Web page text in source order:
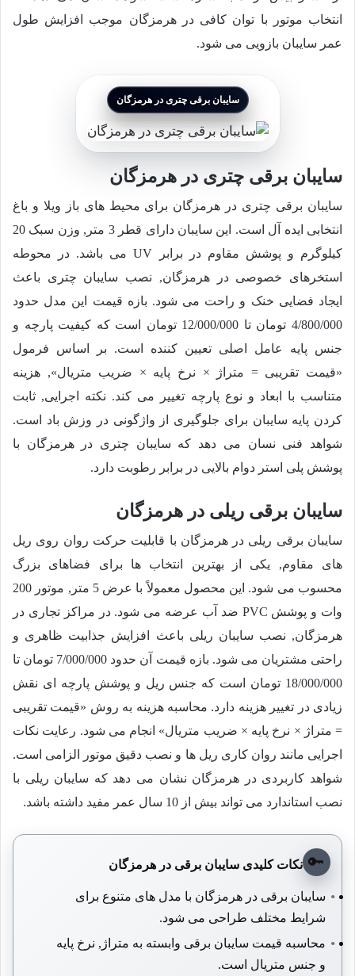
انتخاب موتور با توان کافی در هرمزگان موجب افزایش طول
عمر سایبان بازویی می شود.
سایبان برقی چتری در هرمزگان
سایبان برقی چتری در هرمزگان
سایبان برقی چتری در هرمزگان برای محیط های باز ویلا و باغ
انتخابی ایده آل است. این سایبان دارای قطر 3 متر, وزن سبک 20
کیلوگرم و پوشش مقاوم در برابر UV می باشد. در محوطه
استخرهای خصوصی در هرمزگان, نصب سایبان چتری باعث
ایجاد فضایی خنک و راحت می شود. بازه قیمت این مدل حدود
4/800/000تومان تا 12/000/000 تومان است که کیفیت پارچه و
جنس پایه عامل اصلی تعیین کننده است. بر اساس فرمول
«قیمت تقریبی = متراژ × نرخ پایه × ضریب متریال», هزینه
متناسب با ابعاد و نوع پارچه تغییر می کند. نکته اجرایی, ثابت
کردن پایه سایبان برای جلوگیری از واژگونی در وزش باد است.
شواهد فنی نسان می دهد که سایبان چتری در هرمزگان با
پوشش پلی استر دوام بالایی در برابر رطوبت دارد.
سایبان برقی ریلی در هرمزگان
سایبان برقی ریلی در هرمزگان با قابلیت حرکت روان روی ریل
های مقاوم, یکی از بهترین انتخاب ها برای فضاهای بزرگ
محسوب می شود. این محصول معمولاً با عرض 5 متر, موتور 200
وات و پوشش PVC ضد آب عرضه می شود. در مراکز تجاری در
هرمزگان, نصب سایبان ریلی باعث افزایش جذابیت ظاهری و
راحتی مشتریان می شود. بازه قیمت آن حدود 7/000/000 تومان تا
18/000/000 تومان است که جنس ریل و پوشش پارچه ای نقش
زیادی در تغییر هزینه دارد. محاسبه هزینه به روش «قیمت تقریبی
= متراژ × نرخ پایه × ضریب متریال» انجام می شود. رعایت نکات
اجرایی مانند روان کاری ریل ها و نصب دقیق موتور الزامی است.
شواهد کاربردی در هرمزگان نشان می دهد که سایبان ریلی با
نصب استاندارد می تواند بیش از 10 سال عمر مفید داشته باشد.
🔑 نکات کلیدی سایبان برقی در هرمزگان
سایبان برقی در هرمزگان با مدل های متنوع برای
شرایط مختلف طراحی می شود.
محاسبه قیمت سایبان برقی وابسته به متراژ, نرخ پایه
و جنس متریال است.